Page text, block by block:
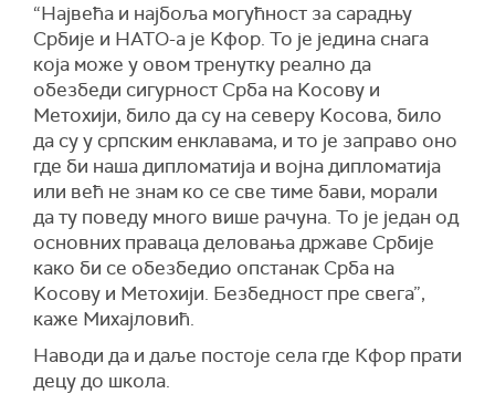
“Највећа и најбоља могућност за сарадњу
Србије и НАТО-а је Kфор. То је једина снага
која може у овом тренутку реално да
обезбеди сигурност Срба на Kосову и
Метохији, било да су на северу Kосова, било
да су у српским енклавама, и то је заправо оно
где би наша дипломатија и војна дипломатија
или већ не знам ко се све тиме бави, морали
да ту поведу много више рачуна. То је један од
основних праваца деловања државе Србије
како би се обезбедио опстанак Срба на
Kосову и Метохији. Безбедност пре свега”,
каже Михајловић.
Наводи да и даље постоје села где Кфор прати
децу до школа.